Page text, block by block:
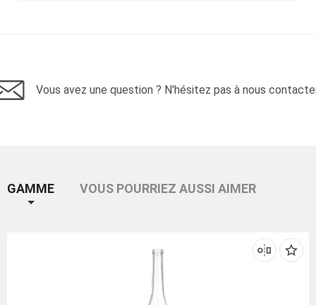
Vous avez une question ? N'hésitez pas à nous
GAMME VOUS POURRIEZ AUSSI AIMER